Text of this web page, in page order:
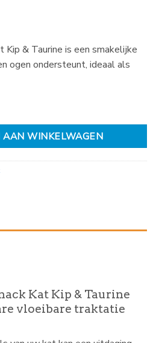
Kip & Taurine is een smakelijke
ogen ondersteunt, ideaal als
6 x 15gr aantal
AAN WINKELWAGEN
Kat Kip & Taurine
vloeibare traktatie